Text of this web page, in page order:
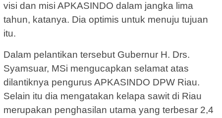
visi dan misi APKASINDO dalam jangka lima
tahun, katanya. Dia optimis untuk menuju tujuan
itu.
Dalam pelantikan tersebut Gubernur H. Drs.
Syamsuar, MSi mengucapkan selamat atas
dilantiknya pengurus APKASINDO DPW Riau.
Selain itu dia mengatakan kelapa sawit di Riau
merupakan penghasilan utama yang terbesar 2,4